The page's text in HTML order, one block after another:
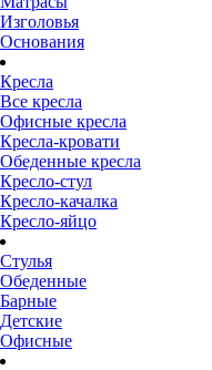
Изголовья
Основания
Кресла
Все кресла
Офисные кресла
Кресла-кровати
Обеденные кресла
Кресло-стул
Кресло-качалка
Кресло-яйцо
Стулья
Обеденные
Барные
Детские
Офисные